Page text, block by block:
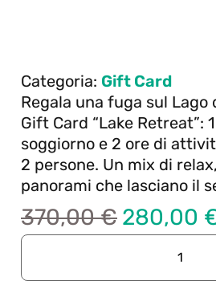
Categoria: Gift Card
Regala una fuga sul Lago
Gift Card “Lake Retreat”:
soggiorno e 2 ore di
2 persone. Un mix di
panorami che lasciano il
370,00€ 280,00